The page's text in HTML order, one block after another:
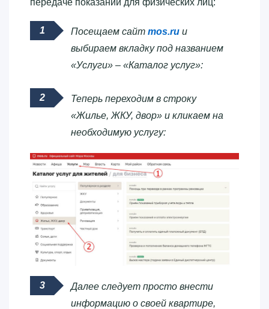
Посещаем сайт mos.ru и
выбираем вкладку под названием
«Услуги» – «Каталог услуг»:
Теперь переходим в строку
«Жилье, ЖКУ, двор» и кликаем на
необходимую услугу:
Далее следует просто внести
информацию о своей квартире,